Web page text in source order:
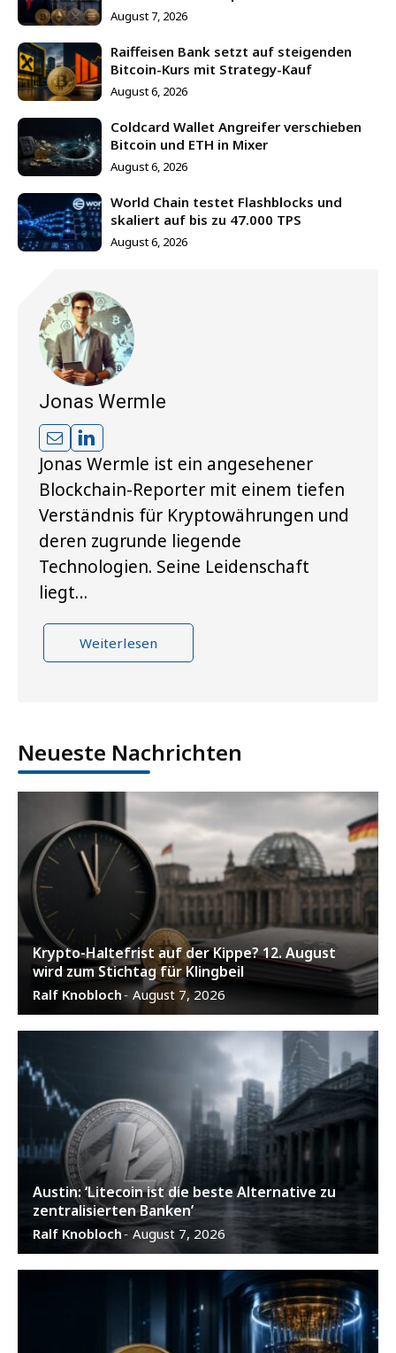
August 7, 2026
Raiffeisen Bank setzt auf steigenden
Bitcoin-Kurs mit Strategy-Kauf
August 6, 2026
Coldcard Wallet Angreifer verschieben
Bitcoin und ETH in Mixer
August 6, 2026
World Chain testet Flashblocks und
skaliert auf bis zu 47.000 TPS
August 6, 2026
Jonas Wermle
Jonas Wermle ist ein angesehener
Blockchain-Reporter mit einem tiefen
Verständnis für Kryptowährungen und
deren zugrunde liegende
Technologien. Seine Leidenschaft
liegt…
Weiterlesen
Neueste Nachrichten
Krypto-Haltefrist auf der Kippe? 12. August
wird zum Stichtag für Klingbeil
Ralf Knobloch- August 7, 2026
Austin: ‘Litecoin ist die beste Alternative zu
zentralisierten Banken’
Ralf Knobloch- August 7, 2026